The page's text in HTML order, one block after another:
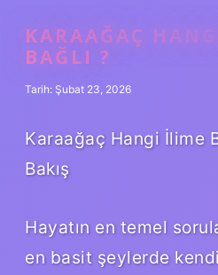
KARAAĞAÇ
BAĞLI ?
Tarih: Şubat 23, 2026
Karaağaç Hangi İlime
Bakış
Hayatın en temel
en basit şeylerde